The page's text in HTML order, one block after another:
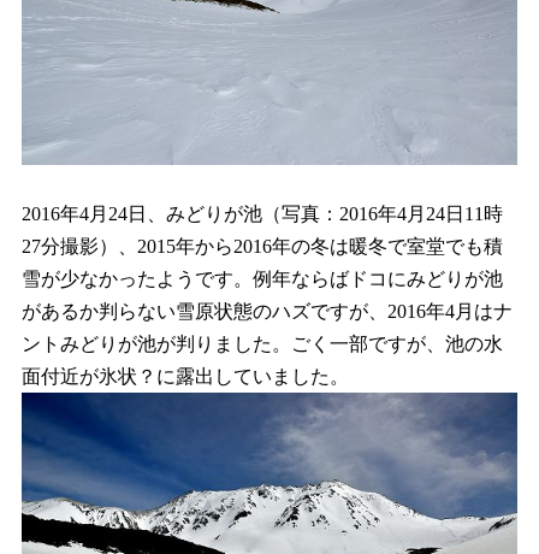
2016年4月24日、みどりが池（写真：2016年4月24日11時
27分撮影）、2015年から2016年の冬は暖冬で室堂でも積
雪が少なかったようです。例年ならばドコにみどりが池
があるか判らない雪原状態のハズですが、2016年4月はナ
ントみどりが池が判りました。ごく一部ですが、池の水
面付近が氷状？に露出していました。